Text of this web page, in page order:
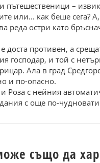
пътешественици –
или... как беше сега? А,
реда остри като
доста противен, а
господар, и той с
Ала в град
и по-опасно.
Роза с нейния
с още по-
също да